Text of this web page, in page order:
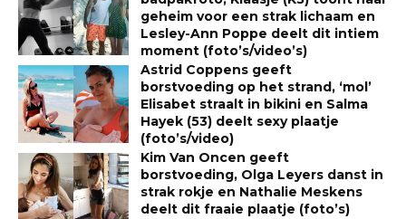
geheim voor een strak lichaam en
Lesley-Ann Poppe deelt dit intiem
moment (foto’s/video’s)
Astrid Coppens geeft
borstvoeding op het strand, ‘mol’
Elisabet straalt in bikini en Salma
Hayek (53) deelt sexy plaatje
(foto’s/video)
Kim Van Oncen geeft
borstvoeding, Olga Leyers danst in
strak rokje en Nathalie Meskens
deelt dit fraaie plaatje (foto’s)